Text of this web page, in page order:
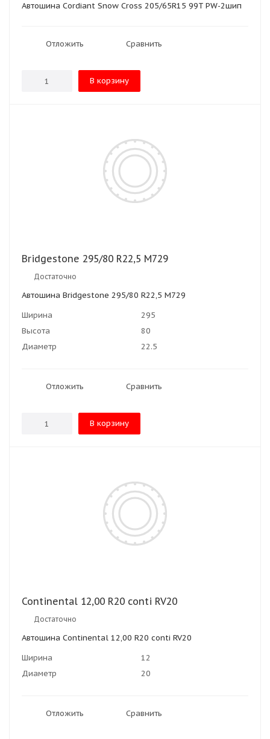
Автошина Cordiant Snow Cross 205/65R15 99T PW-2шип
Отложить Сравнить
В корзину
Bridgestone 295/80 R22,5 M729
Достаточно
Автошина Bridgestone 295/80 R22,5 M729
Ширина
295
Высота
80
Диаметр
22.5
Отложить Сравнить
В корзину
Continental 12,00 R20 conti RV20
Достаточно
Автошина Continental 12,00 R20 conti RV20
Ширина
12
Диаметр
20
Отложить Сравнить